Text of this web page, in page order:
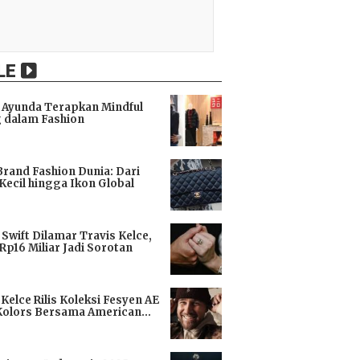
Terapkan Mindful
dalam Fashion
Fashion Dunia: Dari
hingga Ikon Global
Dilamar Travis Kelce,
Miliar Jadi Sorotan
Rilis Koleksi Fesyen AE
Bersama American